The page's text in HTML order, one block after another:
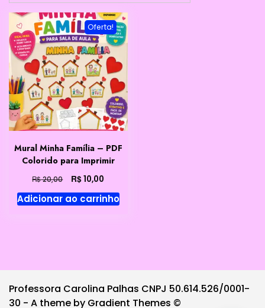
Oferta!
Mural Minha Família – PDF
Colorido para Imprimir
R$20,00
preço
original
R$10,00
preço
atual
Adicionar ao carrinho
Professora Carolina Palhas CNPJ 50.614.526/0001-
30 - A theme by Gradient Themes ©